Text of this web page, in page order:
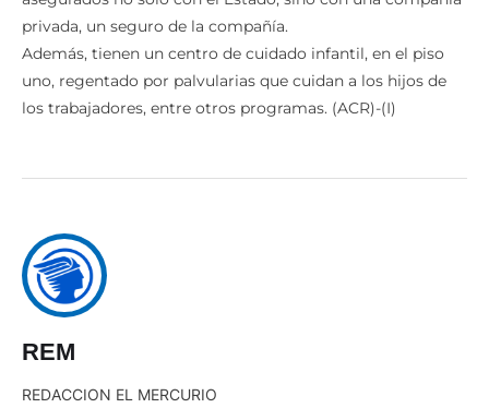
privada, un seguro de la compañía.
Además, tienen un centro de cuidado infantil, en el piso
uno, regentado por palvularias que cuidan a los hijos de
los trabajadores, entre otros programas. (ACR)-(I)
REM
REDACCION EL MERCURIO